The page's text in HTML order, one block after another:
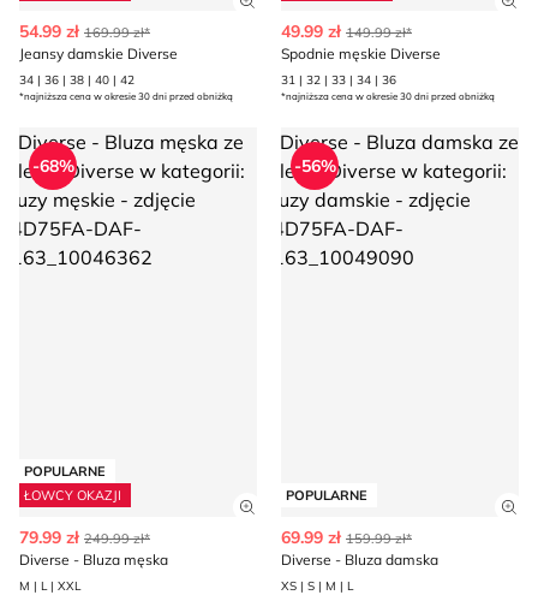
Zobacz szczegóły produktu
54.99 zł 169.99 zł*
Jeansy damskie Diverse
34 | 36 | 38 | 40 | 42
*najniższa cena w okresie 30 dni przed obniżką
49.99 zł 149.99 zł*
Spodnie męskie Diverse
31 | 32 | 33 | 34 | 36
*najniższa cena w okresie 30 dni przed obniżką
- Bluza męska
POPULARNE
ŁOWCY OKAZJI
-68%
Zobacz szczegóły produktu
79.99 zł 249.99 zł*
Diverse - Bluza męska
M | L | XXL
Diverse - Bluza damska
POPULARNE
-56%
69.99 zł 159.99 zł*
Diverse - Bluza damska
XS | S | M | L